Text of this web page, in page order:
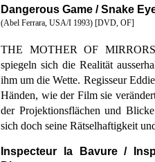
Dangerous Game / Snake
(Abel Ferrara, USA/I 1993) [DVD, OF]
THE MOTHER OF
spiegeln sich die Realität
ihm um die Wette. Regisseur
Händen, wie der Film sie
der Projektionsflächen und
sich doch seine Rätselhaftigkeit
Inspecteur la Bavure /